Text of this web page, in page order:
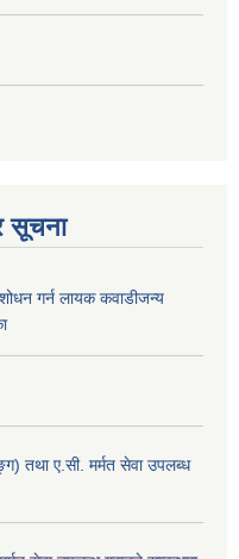
सूचना
गर्न लायक कवाडीजन्य
तथा ए.सी. मर्मत सेवा उपलब्ध